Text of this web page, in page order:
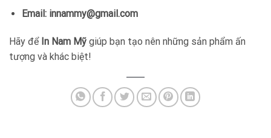
Email: innammy@gmail.com
Hãy để In Nam Mỹ giúp bạn tạo nên những sản phẩm ấn
tượng và khác biệt!